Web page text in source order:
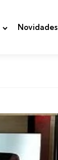
Novidades